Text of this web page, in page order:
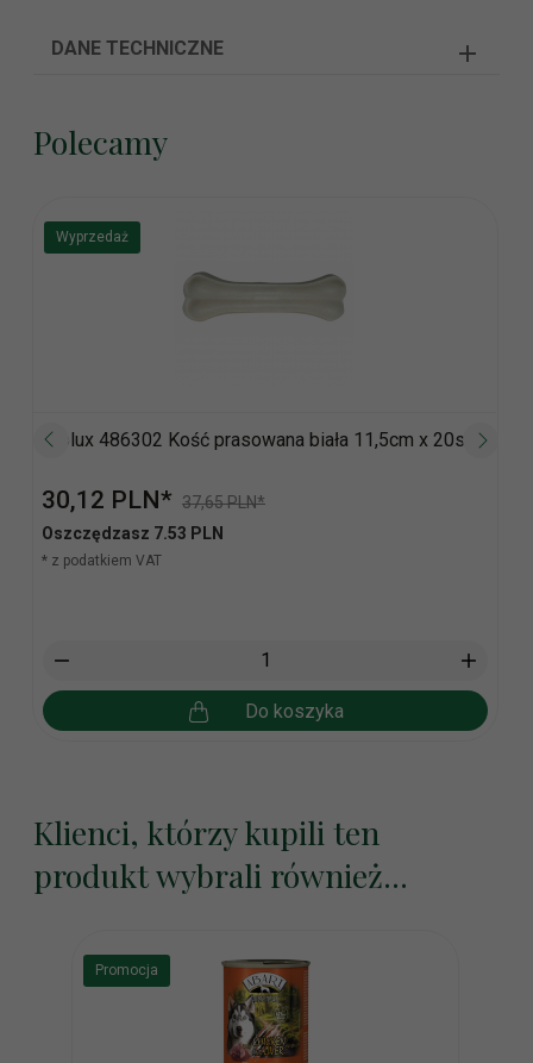
DANE TECHNICZNE
Polecamy
Wyprzedaż
Zolux 486302 Kość prasowana biała 11,5cm x 20szt
30,12 PLN* 37,65 PLN*
Oszczędzasz 7.53 PLN
* z podatkiem VAT
Do koszyka
Klienci, którzy kupili ten
produkt wybrali również...
Promocja